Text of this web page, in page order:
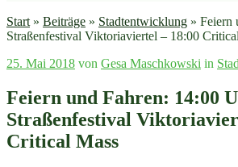
Start » Beiträge » Stadtentwicklung » Feiern
Straßenfestival Viktoriaviertel – 18:00
Veröffentlicht
25. Mai 2018 von Gesa Maschkowski in
Feiern und Fahren: 14:00
Straßenfestival
Critical Mass